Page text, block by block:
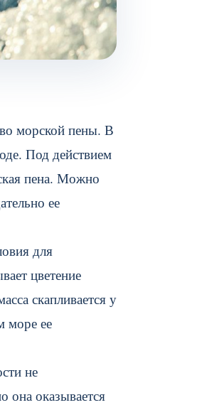
морской пены. В
Под действием
пена. Можно
ее
для
цветение
скапливается у
море ее
не
оказывается